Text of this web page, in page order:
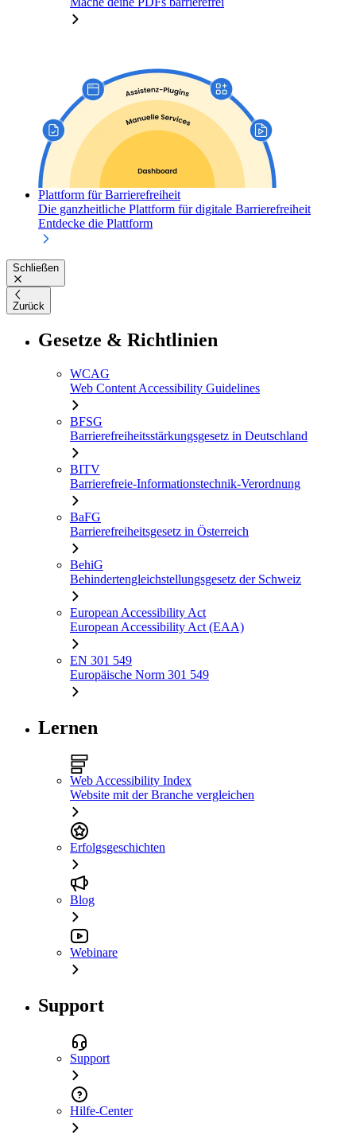
Plattform für Barrierefreiheit
Die ganzheitliche Plattform für digitale Barrierefreiheit
Entdecke die Plattform
Schließen
Zurück
Gesetze & Richtlinien
WCAG
Web Content Accessibility Guidelines
BFSG
Barrierefreiheitsstärkungsgesetz in Deutschland
BITV
Barrierefreie-Informationstechnik-Verordnung
BaFG
Barrierefreiheitsgesetz in Österreich
BehiG
Behindertengleichstellungsgesetz der Schweiz
European Accessibility Act
European Accessibility Act (EAA)
EN 301 549
Europäische Norm 301 549
Lernen
Web Accessibility Index
Website mit der Branche vergleichen
Erfolgsgeschichten
Blog
Webinare
Support
Support
Hilfe-Center